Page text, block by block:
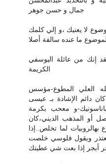
جمال و حسن جوهر
لا يعنيك ،و إلي كلمك
ما عنده سالفة أصلا
إنك من عائلة اليوسفي
الكريمة
العلي المطوع-مؤسس
دائم الإشادة بـ عيسى
و معحب بكرمة
أو المذهب الديني،كان
لما تخلص..إذا
ويقول فلوسي خلصت
أبجر إذا بعت شي عطيتك